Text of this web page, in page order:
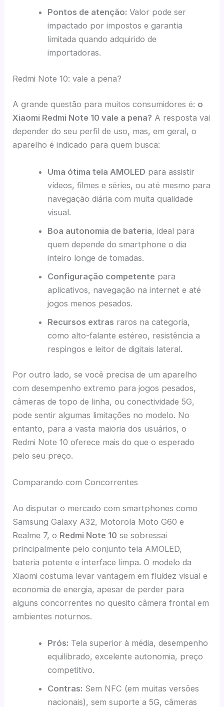
Pontos de atenção: Valor pode ser
impactado por impostos e garantia
limitada quando adquirido de
importadoras.
Redmi Note 10: vale a pena?
A grande questão para muitos consumidores é: o
Xiaomi Redmi Note 10 vale a pena? A resposta vai
depender do seu perfil de uso, mas, em geral, o
aparelho é indicado para quem busca:
Uma ótima tela AMOLED para assistir
vídeos, filmes e séries, ou até mesmo para
navegação diária com muita qualidade
visual.
Boa autonomia de bateria, ideal para
quem depende do smartphone o dia
inteiro longe de tomadas.
Configuração competente para
aplicativos, navegação na internet e até
jogos menos pesados.
Recursos extras raros na categoria,
como alto-falante estéreo, resistência a
respingos e leitor de digitais lateral.
Por outro lado, se você precisa de um aparelho
com desempenho extremo para jogos pesados,
câmeras de topo de linha, ou conectividade 5G,
pode sentir algumas limitações no modelo. No
entanto, para a vasta maioria dos usuários, o
Redmi Note 10 oferece mais do que o esperado
pelo seu preço.
Comparando com Concorrentes
Ao disputar o mercado com smartphones como
Samsung Galaxy A32, Motorola Moto G60 e
Realme 7, o Redmi Note 10 se sobressai
principalmente pelo conjunto tela AMOLED,
bateria potente e interface limpa. O modelo da
Xiaomi costuma levar vantagem em fluidez visual e
economia de energia, apesar de perder para
alguns concorrentes no quesito câmera frontal em
ambientes noturnos.
Prós: Tela superior à média, desempenho
equilibrado, excelente autonomia, preço
competitivo.
Contras: Sem NFC (em muitas versões
nacionais), sem suporte a 5G, câmeras